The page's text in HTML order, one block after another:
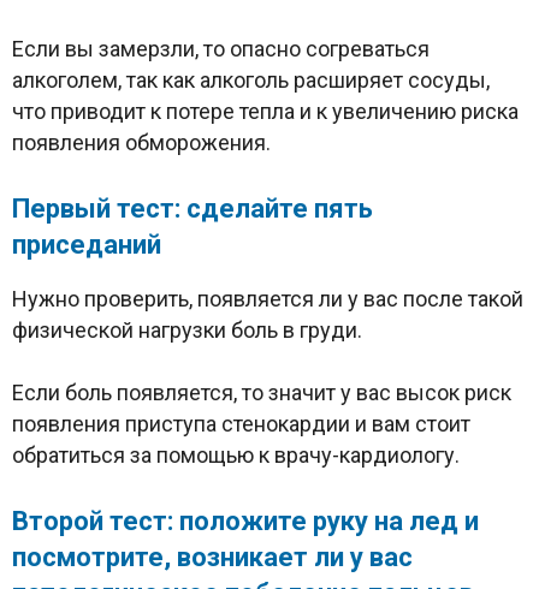
Если вы замерзли, то опасно согреваться
алкоголем, так как алкоголь расширяет сосуды,
что приводит к потере тепла и к увеличению риска
появления обморожения.
Первый тест: сделайте пять
приседаний
Нужно проверить, появляется ли у вас после такой
физической нагрузки боль в груди.
Если боль появляется, то значит у вас высок риск
появления приступа стенокардии и вам стоит
обратиться за помощью к врачу-кардиологу.
Второй тест: положите руку на лед и
посмотрите, возникает ли у вас